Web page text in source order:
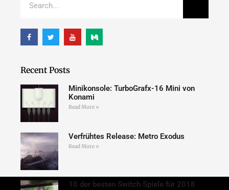
Recent Posts
Minikonsole: TurboGrafx-16 Mini von
Konami
Read More »
Verfrühtes Release: Metro Exodus
Read More »
10 der besten Switch Spiele für 2018